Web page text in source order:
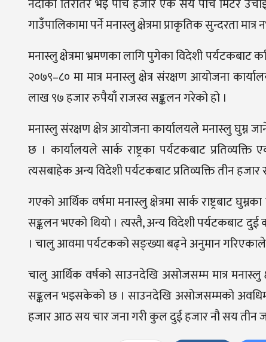
नदीको तिरैतिर भइ पाँच हजार एक सय पाँच मिटर
गाउँपालिकामा पर्ने मनास्लु क्षेत्रमा प्राकृतिक सुन्दरता
मनास्लु क्षेत्रमा भ्रमणका लागि पुगेका विदेशी
२०७९–८० मा मात्र मनास्लु क्षेत्र संरक्षण आयोजना
लाख ९७ हजार रुपैयाँ राजस्व सङ्कलन गरेको हो ।
मनास्लु संरक्षण क्षेत्र आयोजना कार्यालयले मनास्लु घुम्न
छ । कार्यालयले सार्क राष्ट्रका पर्यटकबाट
त्यसबाहेक अन्य विदेशी पर्यटकबाट प्रतिव्यक्ति तीन
गएको आर्थिक वर्षमा मनास्लु क्षेत्रमा सार्क
सङ्कलन भएको थियो । त्यस्तै, अन्य विदेशी पर्यटकबाट
। चालु आवमा पर्यटकको सङ्ख्या बढ्ने अनुमान
चालु आर्थिक वर्षको साउनदेखि असोजसम्म मात्र
सङ्कलन भइसकेको छ । साउनदेखि असोजसम्मको अवधिमा
हजार आठ सय चार जना गरी कुल दुई हजार नौ सय तीन